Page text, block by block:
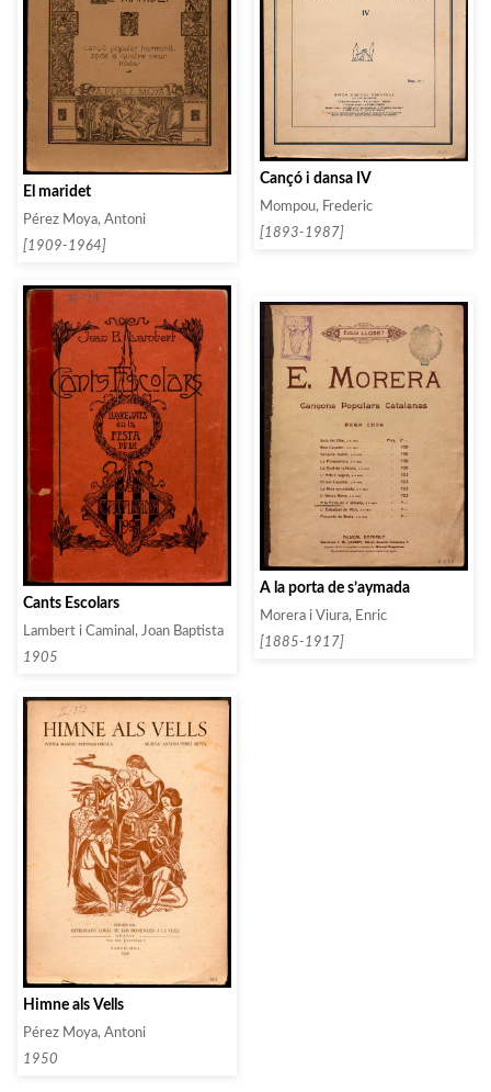
El maridet
Pérez Moya, Antoni
[1909-1964]
Cançó i dansa IV
Mompou, Frederic
[1893-1987]
Cants Escolars
Lambert i Caminal, Joan Baptista
1905
A la porta de s’aymada
Morera i Viura, Enric
[1885-1917]
Himne als Vells
Pérez Moya, Antoni
1950